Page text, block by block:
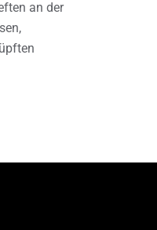
an der